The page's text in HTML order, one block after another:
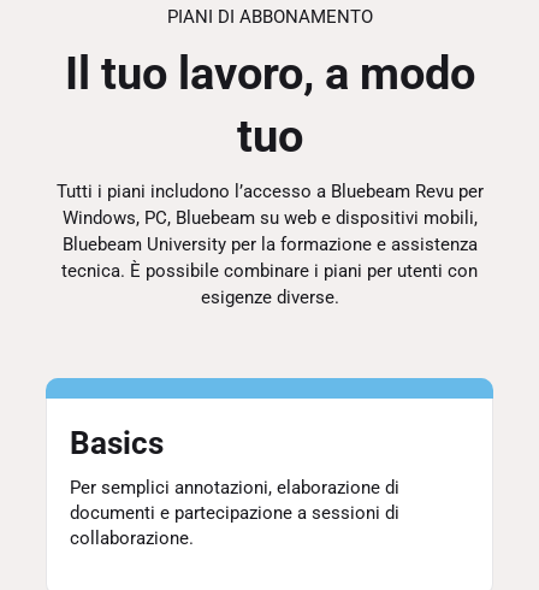
PIANI DI ABBONAMENTO
Il tuo lavoro, a modo
tuo
Tutti i piani includono l’accesso a Bluebeam Revu per
Windows, PC, Bluebeam su web e dispositivi mobili,
Bluebeam University per la formazione e assistenza
tecnica. È possibile combinare i piani per utenti con
esigenze diverse.
Basics
Per semplici annotazioni, elaborazione di
documenti e partecipazione a sessioni di
collaborazione.